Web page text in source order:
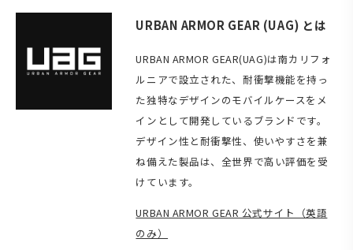
URBAN ARMOR GEAR (UAG) とは
URBAN ARMOR GEAR(UAG)は南カリフォ
ルニアで設立された、耐衝撃機能を持っ
た独特なデザインのモバイルケースをメ
インとして開発しているブランドです。
デザイン性と耐衝撃性、使いやすさを兼
ね備えた製品は、全世界で高い評価を受
けています。
URBAN ARMOR GEAR 公式サイト（英語
のみ）